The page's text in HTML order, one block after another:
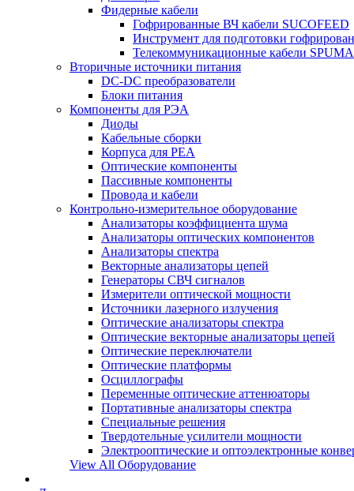
Фидерные кабели
Гофрированные ВЧ кабели SUCOFEED
Инструмент для подготовки
Телекоммуникационные кабели SPUMA
Вторичные источники питания
DC-DC преобразователи
Блоки питания
Компоненты для РЭА
Диоды
Кабельные сборки
Корпуса для РЕА
Оптические компоненты
Пассивные компоненты
Провода и кабели
Контрольно-измерительное оборудование
Анализаторы коэффициента шума
Анализаторы оптических компонентов
Анализаторы спектра
Векторные анализаторы цепей
Генераторы СВЧ сигналов
Измерители оптической мощности
Источники лазерного излучения
Оптические анализаторы спектра
Оптические векторные анализаторы цепей
Оптические переключатели
Оптические платформы
Осциллографы
Переменные оптические аттенюаторы
Портативные анализаторы спектра
Специальные решения
Твердотельные усилители мощности
Электрооптические и оптоэлектронные
View All Оборудование